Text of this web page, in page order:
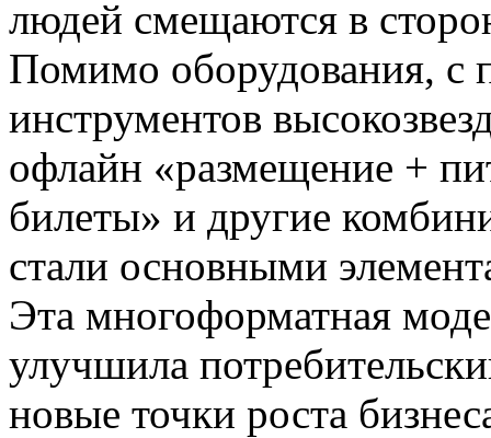
людей смещаются в
Помимо оборудования,
инструментов
офлайн «размещение +
билеты» и другие
стали основными
Эта многоформатная
улучшила
новые точки роста